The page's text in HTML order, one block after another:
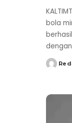
bola
Posted